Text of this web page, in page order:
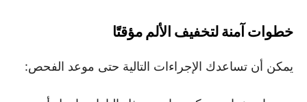
خطوات آمنة لتخفيف الألم مؤقتًا
يمكن أن تساعدك الإجراءات التالية حتى موعد الفحص: